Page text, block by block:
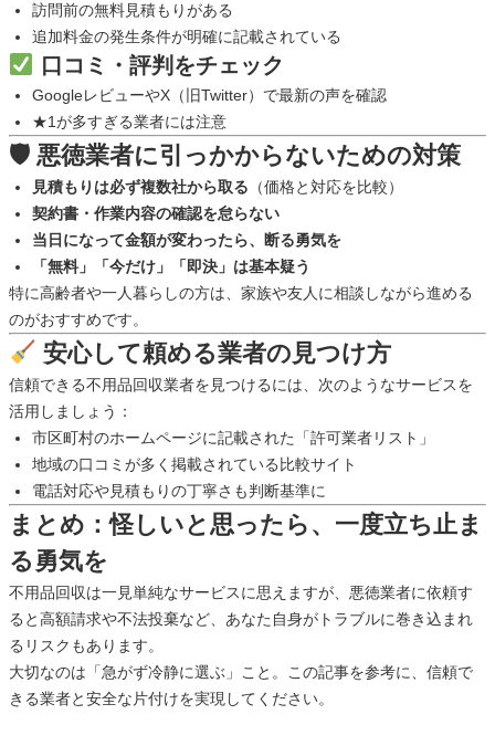
訪問前の無料見積もりがある
追加料金の発生条件が明確に記載されている
口コミ・評判をチェック
GoogleレビューやX（旧Twitter）で最新の声を確認
★1が多すぎる業者には注意
🛡 悪徳業者に引っかからないための対策
見積もりは必ず複数社から取る （価格と対応を比較）
契約書・作業内容の確認を怠らない
当日になって金額が変わったら、断る勇気を
「無料」「今だけ」「即決」は基本疑う
特に高齢者や一人暮らしの方は、家族や友人に相談しながら進める
のがおすすめです。
安心して頼める業者の見つけ方
信頼できる不用品回収業者を見つけるには、次のようなサービスを
活用しましょう：
市区町村のホームページに記載された「許可業者リスト」
地域の口コミが多く掲載されている比較サイト
電話対応や見積もりの丁寧さも判断基準に
まとめ：怪しいと思ったら、一度立ち止ま
る勇気を
不用品回収は一見単純なサービスに思えますが、悪徳業者に依頼す
ると高額請求や不法投棄など、あなた自身がトラブルに巻き込まれ
るリスクもあります。
大切なのは「急がず冷静に選ぶ」こと。この記事を参考に、信頼で
きる業者と安全な片付けを実現してください。